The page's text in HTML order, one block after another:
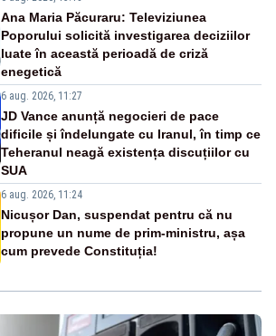
Ana Maria Păcuraru: Televiziunea
Poporului solicită investigarea deciziilor
luate în această perioadă de criză
enegetică
6 aug. 2026, 11:27
JD Vance anunță negocieri de pace
dificile și îndelungate cu Iranul, în timp ce
Teheranul neagă existența discuțiilor cu
SUA
6 aug. 2026, 11:24
Nicușor Dan, suspendat pentru că nu
propune un nume de prim-ministru, așa
cum prevede Constituția!